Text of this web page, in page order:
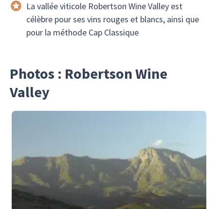
La vallée viticole Robertson Wine Valley est
célèbre pour ses vins rouges et blancs, ainsi que
pour la méthode Cap Classique
Photos : Robertson Wine
Valley